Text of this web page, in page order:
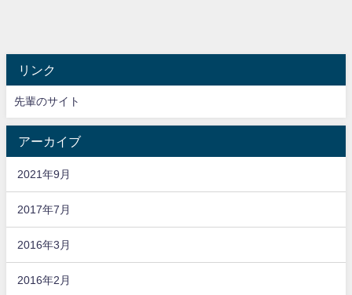
リンク
先輩のサイト
アーカイブ
2021年9月
2017年7月
2016年3月
2016年2月